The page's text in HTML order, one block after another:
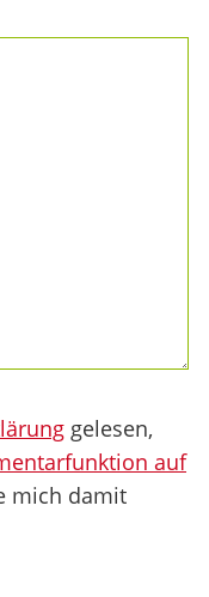
gelesen,
auf
mich damit